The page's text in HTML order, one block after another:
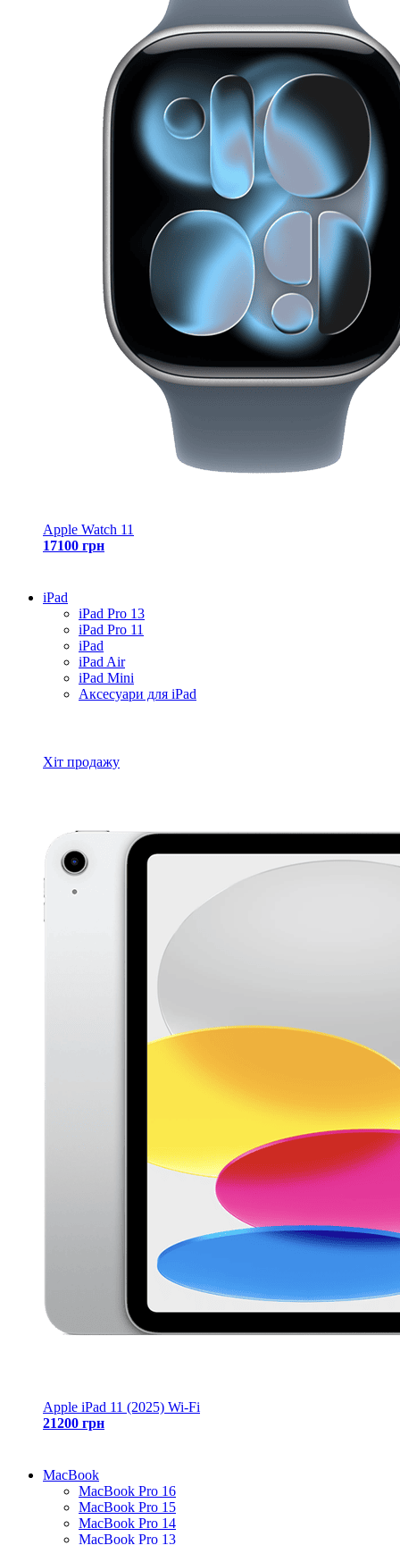
Apple Watch 11
17100 грн
iPad
iPad Pro 13
iPad Pro 11
iPad
iPad Air
iPad Mini
Аксесуари для iPad
Хіт продажу
Apple iPad 11 (2025) Wi-Fi
21200 грн
MacBook
MacBook Pro 16
MacBook Pro 15
MacBook Pro 14
MacBook Pro 13